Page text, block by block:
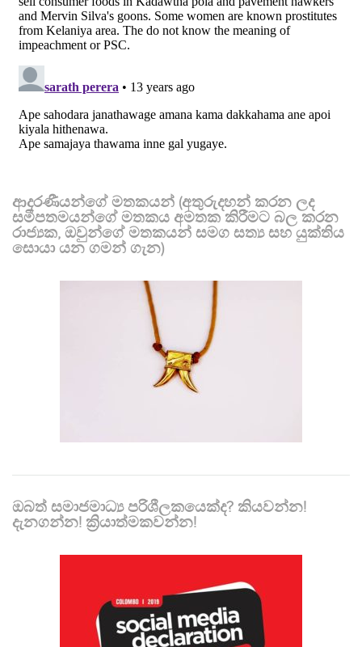
ආදරණීයන්ගේ මතකයන් (අතුරුදහන් කරන ලද
සමීපතමයන්ගේ මතකය අමතක කිරීමට බල කරන
රාජ්‍යක, ඔවුන්ගේ මතකයන් සමග සත්‍ය සහ යුක්තිය
සොයා යන ගමන් ගැන)
ඔබත් සමාජමාධ්‍ය පරිශීලකයෙක්ද? කියවන්න!
දැනගන්න! ක්‍රියාත්මකවන්න!